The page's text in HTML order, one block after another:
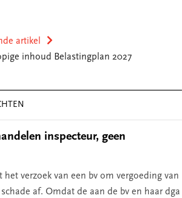
artikel
inhoud Belastingplan 2027
inspecteur, geen
het verzoek van een bv om vergoeding van
af. Omdat de aan de bv en haar dga